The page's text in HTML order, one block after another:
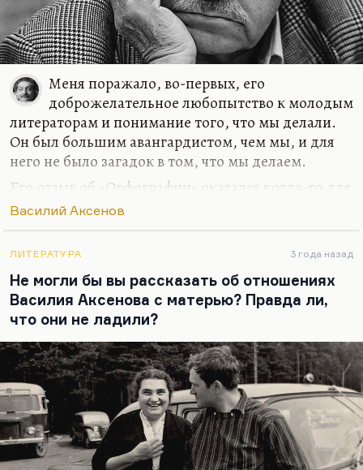
это в довольно близком времени произойдет,
потому что актуальность этой книги только
возрастает с годами.
«Остров Крым» ― это самый известный, самый…
Меня поражало, во-первых, его
доброжелательное любопытство к молодым
литераторам и понимание того, что мы делали.
Он был большим авангардистом, чем мы, и для
него не было загадок в том, что мы делаем.
Его отзыв об «Орфографии» оказался когда-то для
меня совершенно незаменимым, окрыляющим, и
сказал. Мы приехали с ней на Парижскую
книжную ярмарку. Я мать захватил с собой за
свой счет. Я никогда не занимался получением
взяток от власти. Да и у нее были свои деньги, она
могла себе позволить слетать в Париж.
И вот стоим мы у лифта, и Аксенов ей говорит:
«Сын ваш написал классный роман, особенно
хорошие такие-то и такие-то вещи». Он назвал
их. И я просто…
Василий Аксенов
ЛИТЕРАТУРА 3 года назад
Не могли бы вы рассказать об отношениях
Василия Аксенова с матерью? Правда ли,
что они не ладили?